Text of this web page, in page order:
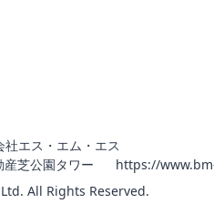
社エス・エム・エス
芝公園タワー
https://
All Rights Reserved.